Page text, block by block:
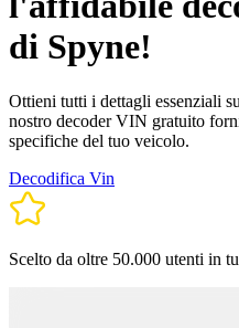
di Spyne!
Ottieni tutti i dettagli essenziali
nostro decoder VIN gratuito
specifiche del tuo veicolo.
Decodifica Vin
Scelto da oltre 50.000 utenti in